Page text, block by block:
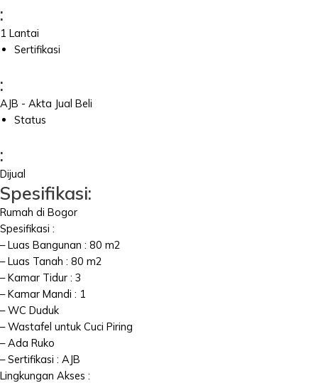
:
1 Lantai
Sertifikasi
:
AJB - Akta Jual Beli
Status
:
Dijual
Spesifikasi:
Rumah di Bogor
Spesifikasi :
– Luas Bangunan : 80 m2
– Luas Tanah : 80 m2
– Kamar Tidur : 3
– Kamar Mandi : 1
– WC Duduk
– Wastafel untuk Cuci Piring
– Ada Ruko
– Sertifikasi : AJB
Lingkungan Akses :